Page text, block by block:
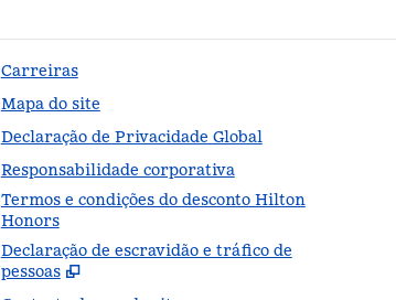
Carreiras
Mapa do site
Declaração de Privacidade Global
Responsabilidade corporativa
Termos e condições do desconto Hilton
Honors
Declaração de escravidão e tráfico de
pessoas